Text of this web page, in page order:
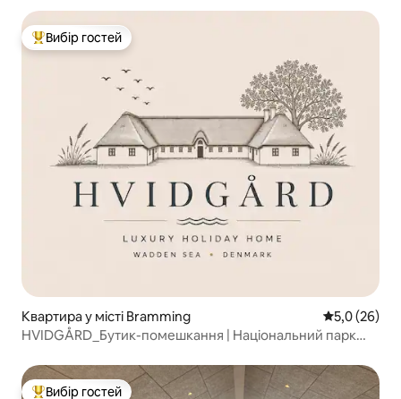
Топ вибір гостей
Вибір гостей
Квартира у місті Bramming Середня
5,0 (26)
HVIDGÅRD_Бутик-помешкання | Національний парк
Вибір гостей